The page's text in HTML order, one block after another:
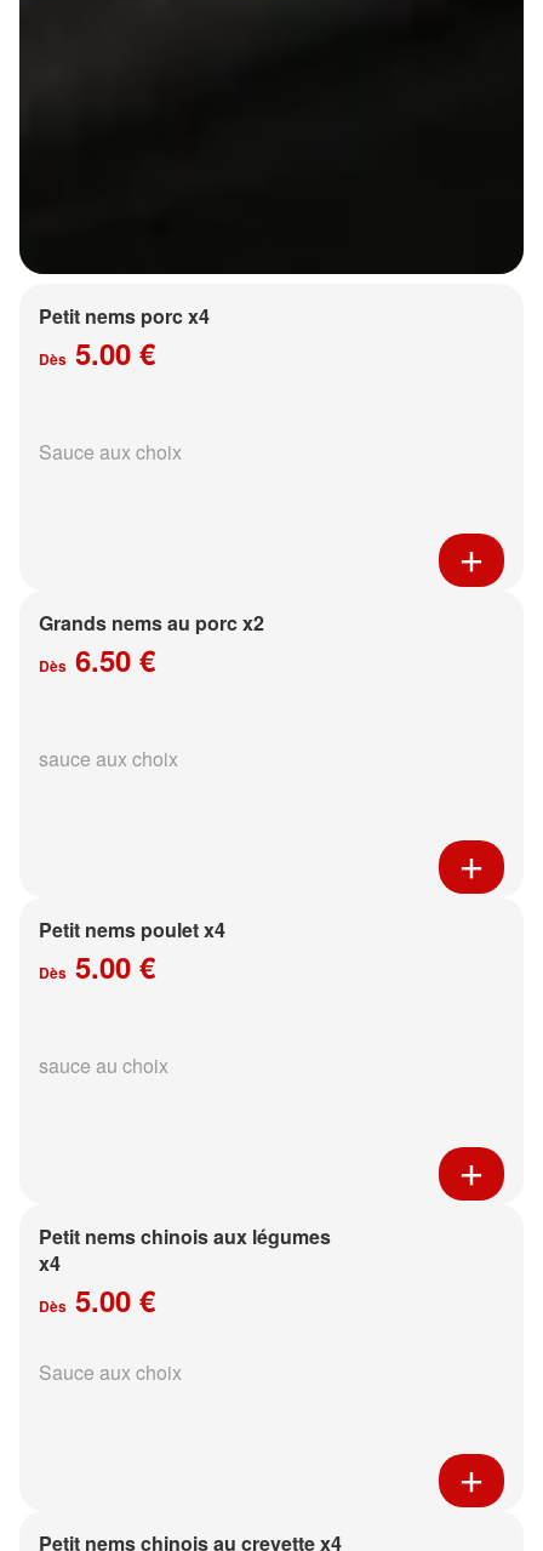
Petit nems porc x4
Dès 5.00 €
Sauce aux choix
Grands nems au porc x2
Dès 6.50 €
sauce aux choix
Petit nems poulet x4
Dès 5.00 €
sauce au choix
Petit nems chinois aux légumes
x4
Dès 5.00 €
Sauce aux choix
Petit nems chinois au crevette x4